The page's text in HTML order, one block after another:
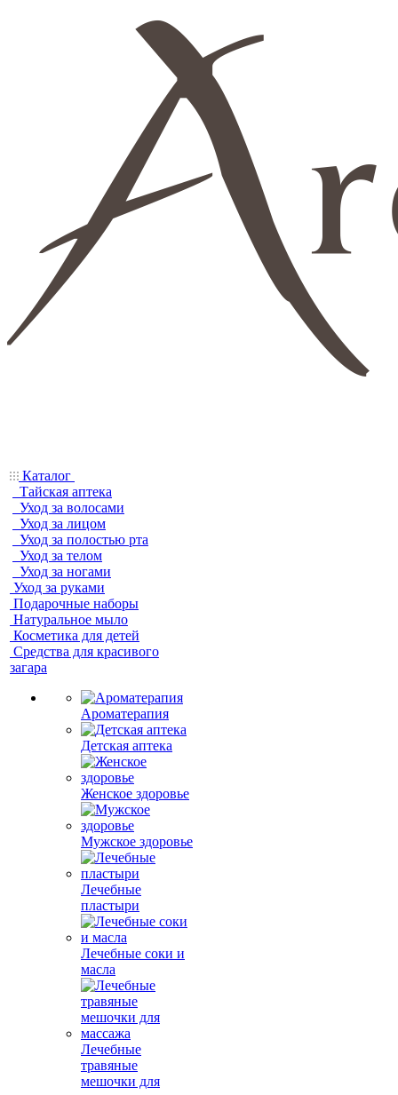
Каталог
Тайская аптека
Уход за волосами
Уход за лицом
Уход за полостью рта
Уход за телом
Уход за ногами
Уход за руками
Подарочные наборы
Натуральное мыло
Косметика для детей
Средства для красивого
загара
Ароматерапия
Детская аптека
Женское здоровье
Мужское здоровье
Лечебные
пластыри
Лечебные соки и
масла
Лечебные
травяные
мешочки для